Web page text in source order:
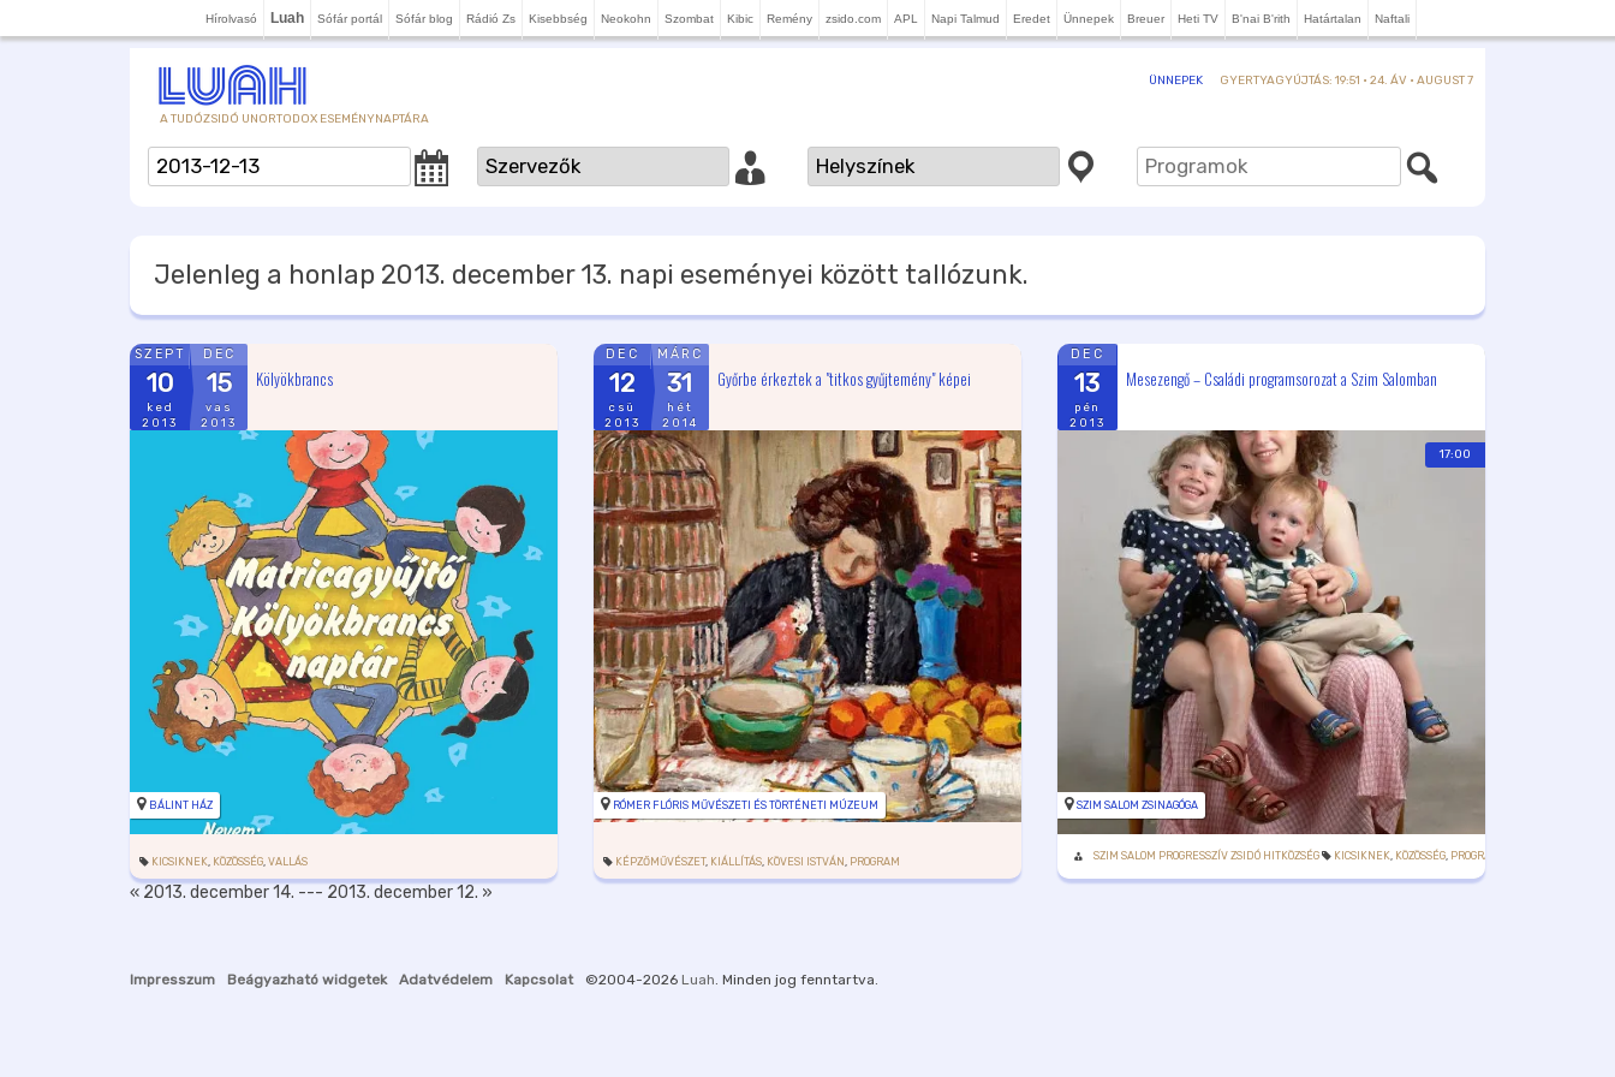
Hírolvasó Luah Sófár portál Sófár blog Rádió Zs Kisebbség Neokohn Szombat Kibic Remény zsido.com APL Napi Talmud Eredet Ünnepek Breuer Heti TV B'nai B'rith Határtalan Naftali
A TUDÓZSIDÓ UNORTODOX ESEMÉNYNAPTÁRA
ÜNNEPEK GYERTYAGYÚJTÁS: 19:51 · 24. ÁV · AUGUST 7
Jelenleg a honlap 2013. december 13. napi eseményei között tallózunk.
SZEPT
10
ked
2013
DEC
15
vas
2013
Kölyökbrancs
BÁLINT HÁZ
KICSIKNEK KÖZÖSSÉG VALLÁS
DEC
12
csü
2013
MÁRC
31
hét
2014
Győrbe érkeztek a "titkos gyűjtemény" képei
RÓMER FLÓRIS MŰVÉSZETI ÉS TÖRTÉNETI MÚZEUM
KÉPZŐMŰVÉSZET, KIÁLLÍTÁS, KÖVESI ISTVÁN PROGRAM
DEC
13
pén
2013
Mesezengő – Családi programsorozat a Szim Salomban
17:00
SZIM SALOM ZSINAGÓGA
SZIM SALOM PROGRESSZÍV ZSIDÓ HITKÖZSÉG KICSIKNEK, KÖZÖSSÉG, PROGRAM
« 2013. december 14. --- 2013. december 12. »
Impresszum Beágyazható widgetek Adatvédelem Kapcsolat ©2004-2026 Luah . Minden jog fenntartva.